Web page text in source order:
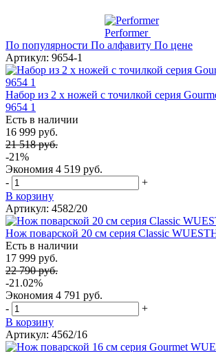
Performer
По популярности По алфавиту По цене
Артикул: 9654-1
Набор из 2 х ножей с точилкой серия
9654 1
Есть в наличии
16 999 руб.
21 518 руб.
-21%
Экономия 4 519 руб.
-
+
В корзину
Артикул: 4582/20
Нож поварской 20 см серия Classic
Есть в наличии
17 999 руб.
22 790 руб.
-21.02%
Экономия 4 791 руб.
-
+
В корзину
Артикул: 4562/16